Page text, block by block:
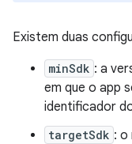
Existem duas
minSdk : a
em que o app
identificador
targetSdk : o